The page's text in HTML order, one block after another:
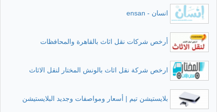
انسان - ensan
أرخص شركات نقل اثاث بالقاهرة والمحافظات
ارخص شركة نقل اثاث بالونش المختار لنقل الاثاث
بلايستيشن تيم | أسعار ومواصفات وجديد البلايستيشن